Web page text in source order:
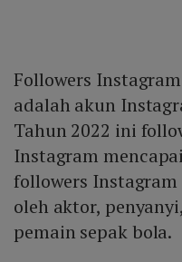
Followers
adalah akun
Tahun 2022 ini
Instagram
followers
oleh aktor,
pemain sepak bola.